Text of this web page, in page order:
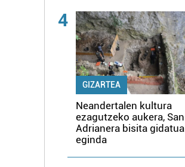
4
GIZARTEA
Neandertalen kultura
ezagutzeko aukera, San
Adrianera bisita gidatua
eginda